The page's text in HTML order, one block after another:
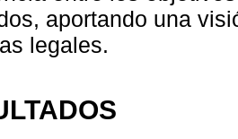
aportando una
legales.